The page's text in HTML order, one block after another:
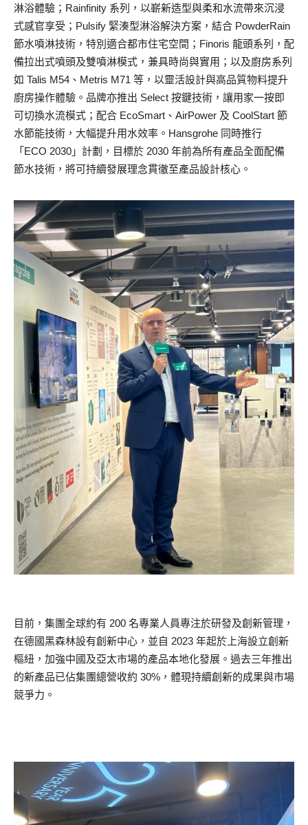
淋浴體驗；Rainfinity 系列，以嶄新造型與柔和水流帶來沉浸
式感官享受；Pulsify 緊湊型淋浴解決方案，結合 PowderRain
節水噴淋技術，特別適合都市住宅空間；Finoris 龍頭系列，配
備拉出式噴頭及雙噴淋模式，兼具時尚與實用；以及廚房系列
如 Talis M54、Metris M71 等，以靈活設計與高品質物料提升
廚房操作體驗。品牌亦推出 Select 按鍵技術，讓用家一按即
可切換水流模式；配合 EcoSmart、AirPower 及 CoolStart 節
水節能技術，大幅提升用水效率。Hansgrohe 同時推行
「ECO 2030」計劃，目標於 2030 年前為所有產品全面配備
節水技術，將可持續發展理念貫徹至產品設計核心。
目前，集團全球約有 200 名專業人員專注於研發及創新管理，
在德國黑森林設有創新中心，並自 2023 年起於上海設立創新
樞紐，加強中國及亞太市場的產品本地化發展。過去三年推出
的新產品已佔集團總營收約 30%，體現持續創新的成果與市場
競爭力。